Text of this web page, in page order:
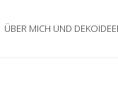
ÜBER MICH UND